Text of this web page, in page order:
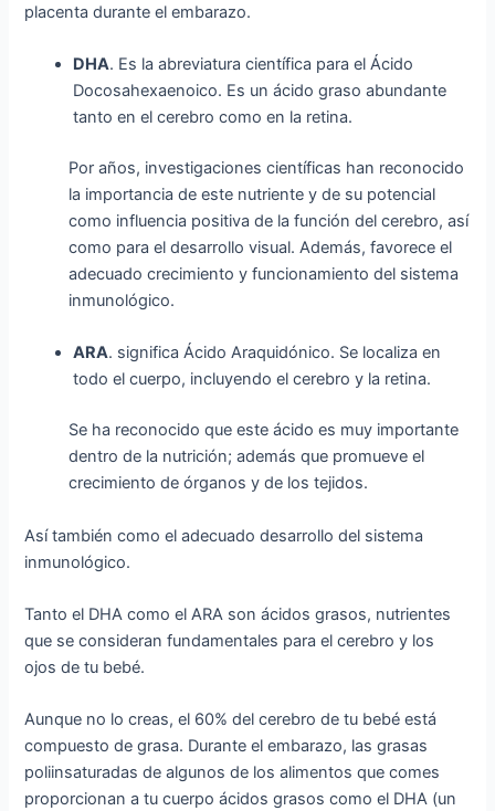
placenta durante el embarazo.
DHA. Es la abreviatura científica para el Ácido
Docosahexaenoico. Es un ácido graso abundante
tanto en el cerebro como en la retina.
Por años, investigaciones científicas han reconocido
la importancia de este nutriente y de su potencial
como influencia positiva de la función del cerebro, así
como para el desarrollo visual. Además, favorece el
adecuado crecimiento y funcionamiento del sistema
inmunológico.
ARA. significa Ácido Araquidónico. Se localiza en
todo el cuerpo, incluyendo el cerebro y la retina.
Se ha reconocido que este ácido es muy importante
dentro de la nutrición; además que promueve el
crecimiento de órganos y de los tejidos.
Así también como el adecuado desarrollo del sistema
inmunológico.
Tanto el DHA como el ARA son ácidos grasos, nutrientes
que se consideran fundamentales para el cerebro y los
ojos de tu bebé.
Aunque no lo creas, el 60% del cerebro de tu bebé está
compuesto de grasa. Durante el embarazo, las grasas
poliinsaturadas de algunos de los alimentos que comes
proporcionan a tu cuerpo ácidos grasos como el DHA (un